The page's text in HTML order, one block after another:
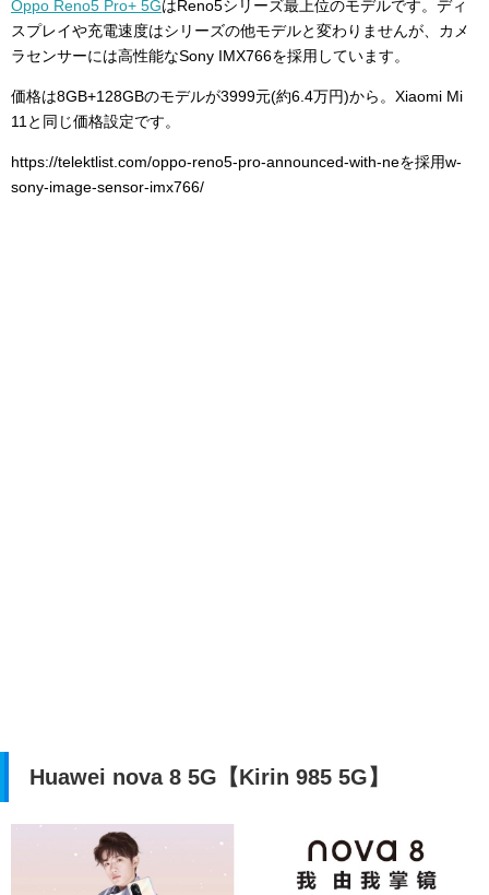
Oppo Reno5 Pro+ 5GはReno5シリーズ最上位のモデルです。ディ
スプレイや充電速度はシリーズの他モデルと変わりませんが、カメ
ラセンサーには高性能なSony IMX766を採用しています。
価格は8GB+128GBのモデルが3999元(約6.4万円)から。Xiaomi Mi
11と同じ価格設定です。
https://telektlist.com/oppo-reno5-pro-announced-with-neを採用w-
sony-image-sensor-imx766/
Huawei nova 8 5G【Kirin 985 5G】